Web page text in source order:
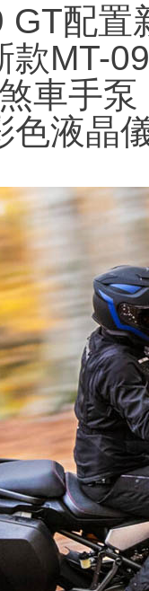
GT配
款MT-
車手
色液晶